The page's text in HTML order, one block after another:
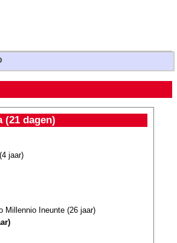
(21 dagen)
(4 jaar)
Millennio Ineunte (26 jaar)